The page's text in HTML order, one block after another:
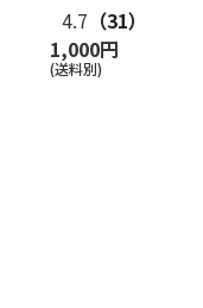
4.7 （31）
1,000円
(送料別)